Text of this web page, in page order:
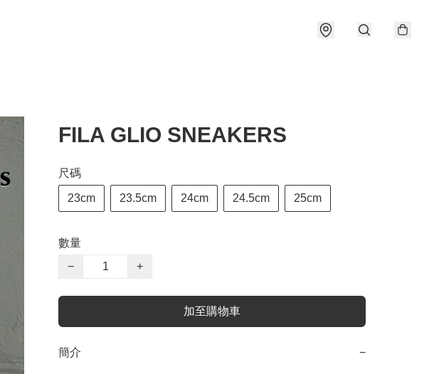
FILA GLIO SNEAKERS
尺碼
23cm 23.5cm 24cm 24.5cm 25cm
數量
−
+
加至購物車
簡介 −